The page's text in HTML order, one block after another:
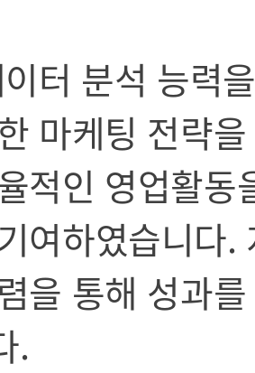
터 분석 능력
마케팅 전략
적인 영업활
여하였습니다
을 통해 성과
.